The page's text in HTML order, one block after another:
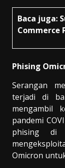
Baca juga:
Commerce
Phising
Serangan
terjadi di
mengambil
pandemi
phising di
Omicron